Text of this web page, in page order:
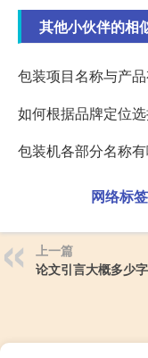
其他小伙伴的相
包装项目名称与产
如何根据品牌定位
包装机各部分名称有
网络标签
上一篇
论文引言大概多少字